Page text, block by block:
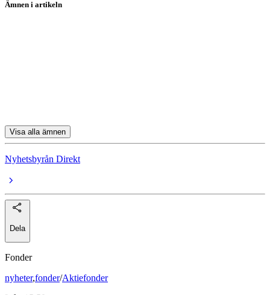
Ämnen i artikeln
Visa alla ämnen
Nyhetsbyrån Direkt
Dela
Fonder
nyheter,fonder/Aktiefonder